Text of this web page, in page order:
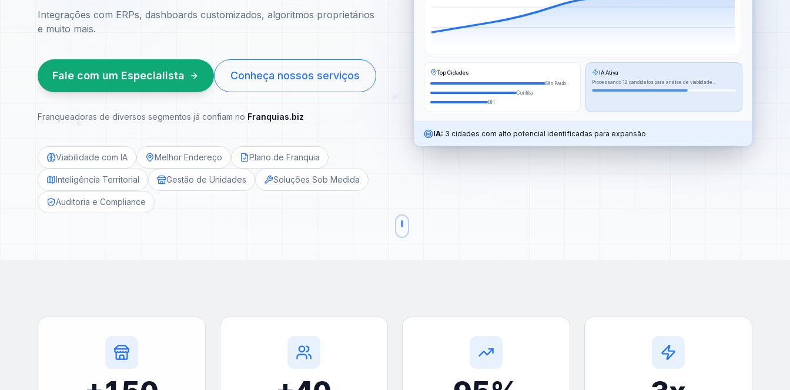
Integrações com ERPs, dashboards customizados, algoritmos proprietários
e muito mais.
Fale com um Especialista Conheça nossos serviços
Franqueadoras de diversos segmentos já confiam no Franquias.biz
Viabilidade com IA Melhor Endereço Plano de Franquia
Inteligência Territorial Gestão de Unidades Soluções Sob Medida
Auditoria e Compliance
Top Cidades
São Paulo
Curitiba
BH
IA Ativa
Processando 12 candidatos para análise de viabilidade...
IA: 3 cidades com alto potencial identificadas para expansão